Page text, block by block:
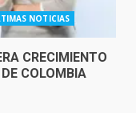
NOTICIAS
CRECIMIENTO
COLOMBIA